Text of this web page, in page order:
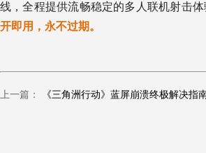
线，全程提供流畅稳定的多人联机射击
开即用，永不过期。
上一篇： 《三角洲行动》蓝屏崩溃终极解决指